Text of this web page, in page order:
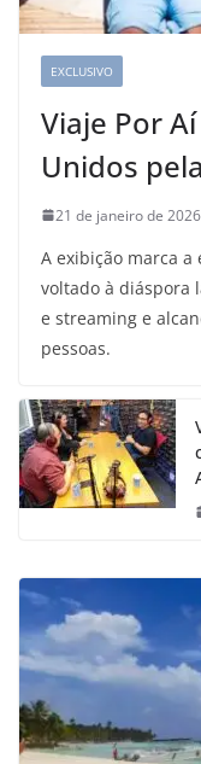
EXCLUSIVO
Viaje Por
Unidos
21 de janeiro de 2026
A exibição marca
voltado à diáspora
e streaming e
pessoas.